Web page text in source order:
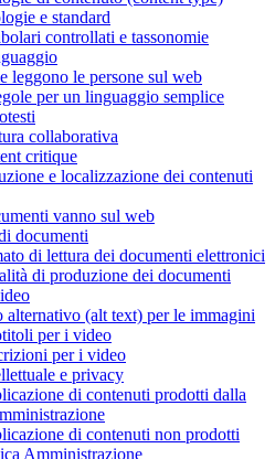
e standard
controllati e tassonomie
leggono le persone sul web
per un linguaggio semplice
collaborativa
critique
e localizzazione dei contenuti
vanno sul web
documenti
di lettura dei documenti elettronici
di produzione dei documenti
alternativo (alt text) per le immagini
per i video
per i video
e privacy
di contenuti prodotti dalla
di contenuti non prodotti
Amministrazione